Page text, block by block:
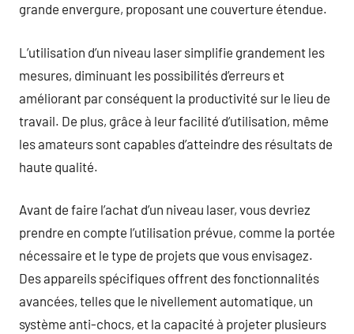
grande envergure, proposant une couverture étendue.
L’utilisation d’un niveau laser simplifie grandement les
mesures, diminuant les possibilités d’erreurs et
améliorant par conséquent la productivité sur le lieu de
travail. De plus, grâce à leur facilité d’utilisation, même
les amateurs sont capables d’atteindre des résultats de
haute qualité.
Avant de faire l’achat d’un niveau laser, vous devriez
prendre en compte l’utilisation prévue, comme la portée
nécessaire et le type de projets que vous envisagez.
Des appareils spécifiques offrent des fonctionnalités
avancées, telles que le nivellement automatique, un
système anti-chocs, et la capacité à projeter plusieurs